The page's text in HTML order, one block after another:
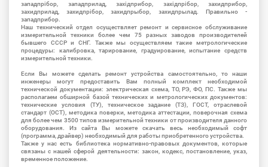
западпрібор, западприлад, західприбор, західпрібор, захидприбор,
захидприлад, захидпрібор, захидпрыбор, захидпрылад. Правильно -
западприбор.
Наш технический отдел осуществляет ремонт и сервисное обслуживание
измерительной техники более чем 75 разных заводов производителей
бывшего СССР и СНГ. Также мы осуществляем такие метрологические
процедуры: калибровка, тарирование, градуирование, испытание средств
измерительной техники.
Если Вы можете сделать ремонт устройства самостоятельно, то наши
инженеры могут предоставить Вам полный комплект необходимой
технической документации: электрическая схема, ТО, РЭ, ФО, ПС. Также мы
располагаем обширной базой технических и метрологических документов:
технические условия (ТУ), техническое задание (ТЗ), ГОСТ, отраслевой
стандарт (ОСТ), методика поверки, методика аттестации, поверочная схема
для более чем 3500 типов измерительной техники от производителя данного
оборудования. Из сайта Вы можете скачать весь необходимый софт
(программа, драйвер) необходимый для работы приобретенного устройства.
Также у нас есть библиотека нормативно-правовых документов, которые
связаны с нашей сферой деятельности: закон, кодекс, постановление, указ,
временное положение.